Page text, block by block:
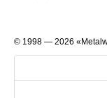
© 1998 — 2026